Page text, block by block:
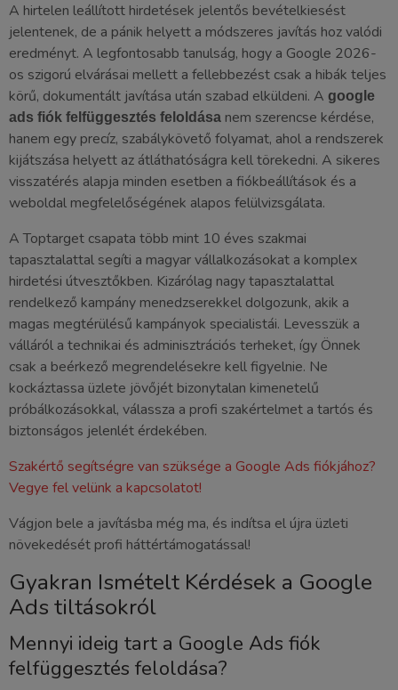
A hirtelen leállított hirdetések jelentős bevételkiesést
jelentenek, de a pánik helyett a módszeres javítás hoz valódi
eredményt. A legfontosabb tanulság, hogy a Google 2026-
os szigorú elvárásai mellett a fellebbezést csak a hibák teljes
körű, dokumentált javítása után szabad elküldeni. A google
ads fiók felfüggesztés feloldása nem szerencse kérdése,
hanem egy precíz, szabálykövető folyamat, ahol a rendszerek
kijátszása helyett az átláthatóságra kell törekedni. A sikeres
visszatérés alapja minden esetben a fiókbeállítások és a
weboldal megfelelőségének alapos felülvizsgálata.
A Toptarget csapata több mint 10 éves szakmai
tapasztalattal segíti a magyar vállalkozásokat a komplex
hirdetési útvesztőkben. Kizárólag nagy tapasztalattal
rendelkező kampány menedzserekkel dolgozunk, akik a
magas megtérülésű kampányok specialistái. Levesszük a
válláról a technikai és adminisztrációs terheket, így Önnek
csak a beérkező megrendelésekre kell figyelnie. Ne
kockáztassa üzlete jövőjét bizonytalan kimenetelű
próbálkozásokkal, válassza a profi szakértelmet a tartós és
biztonságos jelenlét érdekében.
Szakértő segítségre van szüksége a Google Ads fiókjához?
Vegye fel velünk a kapcsolatot!
Vágjon bele a javításba még ma, és indítsa el újra üzleti
növekedését profi háttértámogatással!
Gyakran Ismételt Kérdések a Google
Ads tiltásokról
Mennyi ideig tart a Google Ads fiók
felfüggesztés feloldása?